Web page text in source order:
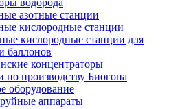
водорода
азотные станции
кислородные станции
кислородные станции для
баллонов
концентраторы
по производству Биогона
оборудование
аппараты